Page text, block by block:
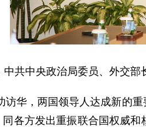
共中央政治局委员、外交部
访华，两国领导人达成新的
同各方发出重振联合国权威